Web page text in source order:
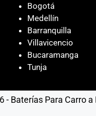
Bogotá
Medellín
Barranquilla
Villavicencio
Bucaramanga
Tunja
- Baterías Para Carro